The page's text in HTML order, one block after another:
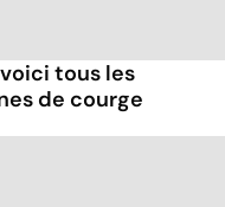
tous les
de courge